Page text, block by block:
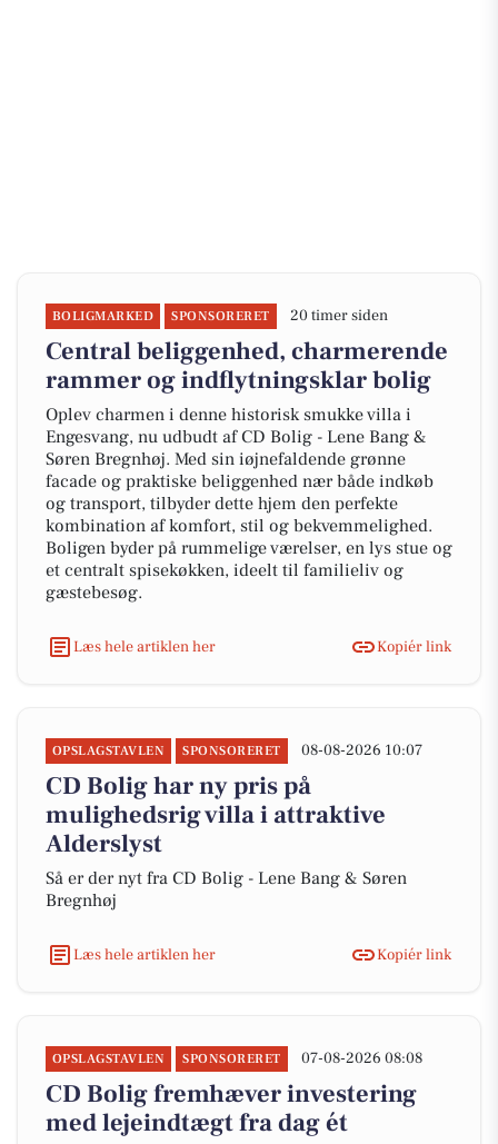
BOLIGMARKED SPONSORERET 20 timer siden
Central beliggenhed, charmerende
rammer og indflytningsklar bolig
Oplev charmen i denne historisk smukke villa i
Engesvang, nu udbudt af CD Bolig - Lene Bang &
Søren Bregnhøj. Med sin iøjnefaldende grønne
facade og praktiske beliggenhed nær både indkøb
og transport, tilbyder dette hjem den perfekte
kombination af komfort, stil og bekvemmelighed.
Boligen byder på rummelige værelser, en lys stue og
et centralt spisekøkken, ideelt til familieliv og
gæstebesøg.
Læs hele artiklen her Kopiér link
OPSLAGSTAVLEN SPONSORERET 08-08-2026 10:07
CD Bolig har ny pris på
mulighedsrig villa i attraktive
Alderslyst
Så er der nyt fra CD Bolig - Lene Bang & Søren
Bregnhøj
Læs hele artiklen her Kopiér link
OPSLAGSTAVLEN SPONSORERET 07-08-2026 08:08
CD Bolig fremhæver investering
med lejeindtægt fra dag ét